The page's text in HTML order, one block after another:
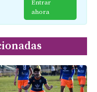
Entrar
ahora